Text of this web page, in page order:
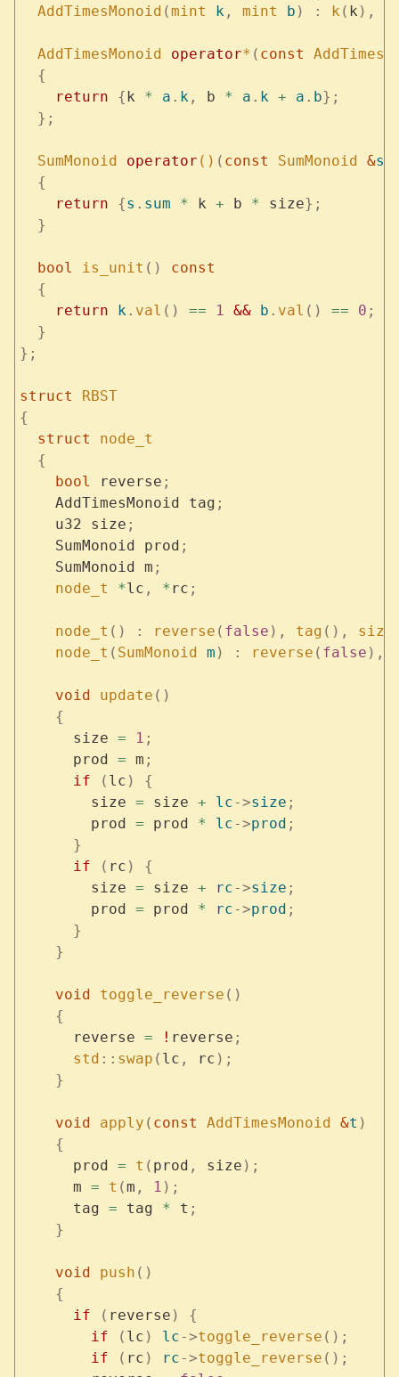
  AddTimesMonoid
(mint k, mint b ) : k ( k ),
  AddTimesMonoid
operator* ( const
  {
    return
{ k * a . k, b * a . k + a . b};
  };
  SumMonoid
operator () ( const SumMonoid &s
  {
    return
{s . sum * k + b * size};
  }
  bool
is_unit ()
const
  {
    return
k. val () == 1 && b . val () == 0 ;
  }
};
struct RBST
{
  struct
node_t
  {
    bool
reverse ;
    AddTimesMonoid tag
;
    u32 size
;
    SumMonoid prod
;
    SumMonoid m
;
    node_t
*lc , * rc ;
    node_t
() : reverse ( false ), tag (), size
    node_t
( SumMonoid m ) : reverse ( false ),
    void
update ()
    {
      size
= 1 ;
      prod
= m ;
      if
( lc )
{
        size
= size + lc->size ;
        prod
= prod * lc->prod ;
      }
      if
( rc )
{
        size
= size + rc->size ;
        prod
= prod * rc->prod ;
      }
    }
    void
toggle_reverse ()
    {
      reverse
= ! reverse ;
      std
:: swap ( lc , rc );
    }
    void
apply ( const AddTimesMonoid &t )
    {
      prod
= t ( prod , size );
      m
= t (m , 1 );
      tag
= tag * t ;
    }
    void
push ()
    {
      if
( reverse )
{
        if
( lc ) lc->toggle_reverse ();
        if
( rc ) rc->toggle_reverse ();